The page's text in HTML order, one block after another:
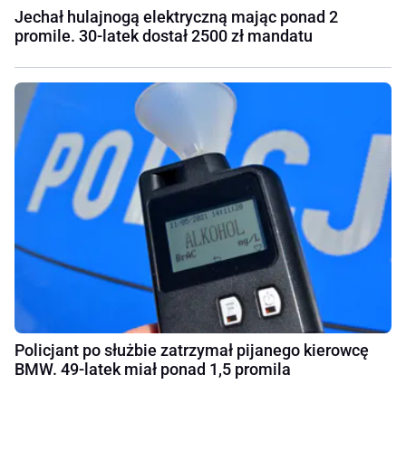
Jechał hulajnogą elektryczną mając ponad 2
promile. 30-latek dostał 2500 zł mandatu
Policjant po służbie zatrzymał pijanego kierowcę
BMW. 49-latek miał ponad 1,5 promila